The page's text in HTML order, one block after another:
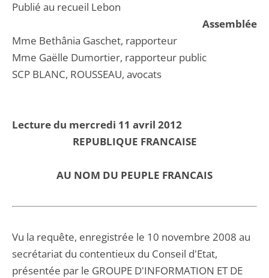
Publié au recueil Lebon
Assemblée
Mme Bethânia Gaschet, rapporteur
Mme Gaëlle Dumortier, rapporteur public
SCP BLANC, ROUSSEAU, avocats
Lecture du mercredi 11 avril 2012
REPUBLIQUE FRANCAISE
AU NOM DU PEUPLE FRANCAIS
Vu la requête, enregistrée le 10 novembre 2008 au
secrétariat du contentieux du Conseil d'Etat,
présentée par le GROUPE D'INFORMATION ET DE